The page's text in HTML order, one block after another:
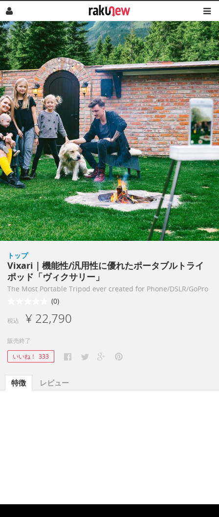
トップ
Vixari｜機能性/汎用性に優れたポータブルトライ
ポッド「ヴィクサリー」
The Most Portable Tripod ever created for Phone/DSLR/GoPro
(0)
税込 ¥ 22,790
販売終了
いいね！ 333
特徴 レビュー